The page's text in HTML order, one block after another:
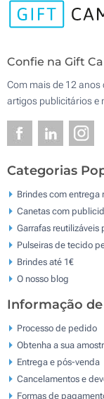
Confie na Gift
Com mais de 12 anos
artigos publicitários e
Categorias
Brindes com entrega
Canetas com
Garrafas reutilizáveis
Pulseiras de tecido
Brindes até 1€
O nosso blog
Informação
Processo de pedido
Obtenha a sua
Entrega e pós-venda
Cancelamentos e
Formas de